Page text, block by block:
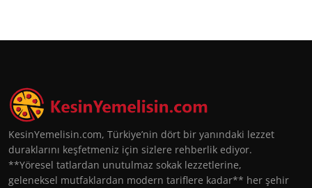
KesinYemelisin.com, Türkiye’nin dört bir yanındaki lezzet
duraklarını keşfetmeniz için sizlere rehberlik ediyor.
**Yöresel tatlardan unutulmaz sokak lezzetlerine,
geleneksel mutfaklardan modern tariflere kadar** her şehir